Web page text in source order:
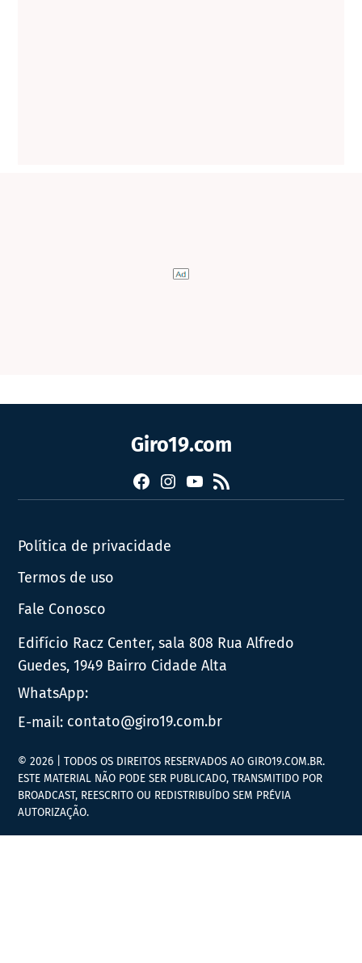
Giro19.com
FacebookInstagram
YouTube
RSS
Política de privacidade
Termos de uso
Fale Conosco
Edifício Racz Center, sala 808 Rua Alfredo
Guedes, 1949 Bairro Cidade Alta
WhatsApp:
E-mail: contato@giro19.com.br
© 2026 | TODOS OS DIREITOS RESERVADOS AO GIRO19.COM.BR.
ESTE MATERIAL NÃO PODE SER PUBLICADO, TRANSMITIDO POR
BROADCAST, REESCRITO OU REDISTRIBUÍDO SEM PRÉVIA
AUTORIZAÇÃO.